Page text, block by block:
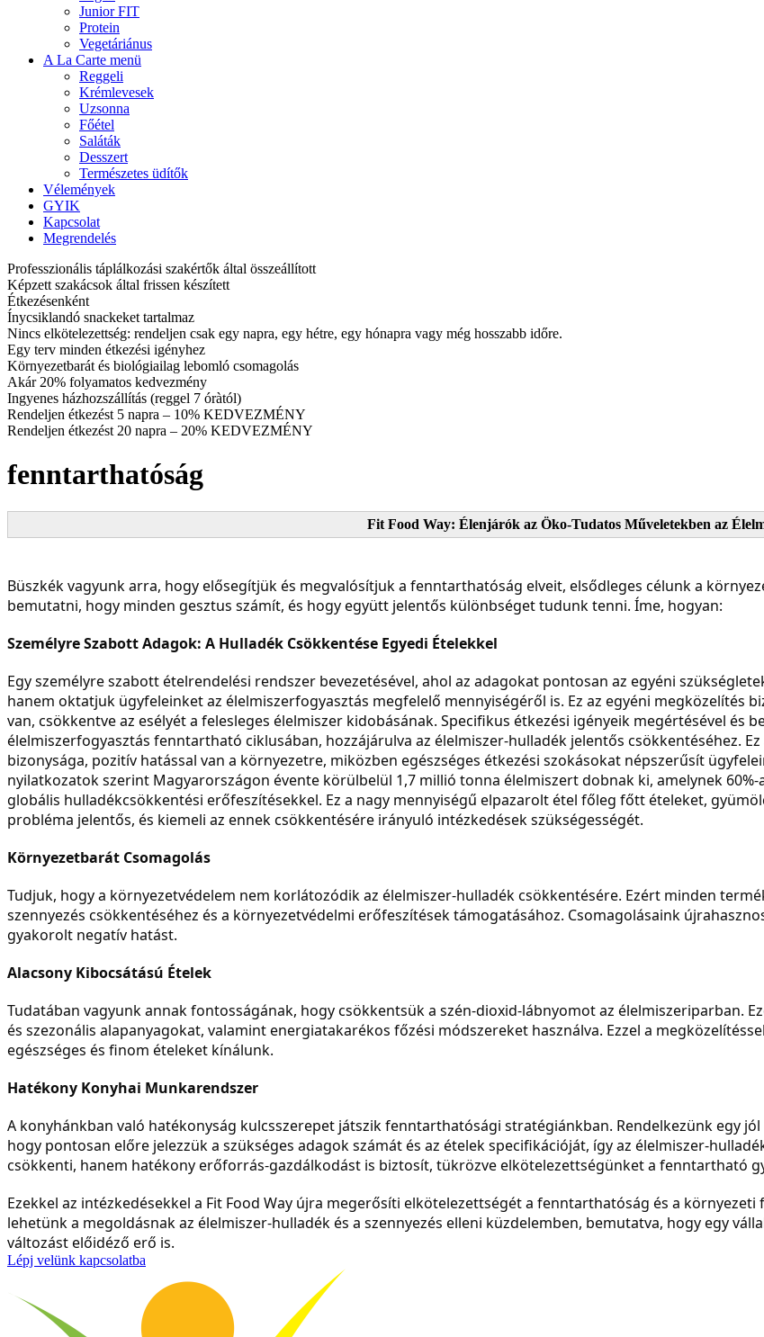
Junior FIT
Protein
Vegetáriánus
A La Carte menü
Reggeli
Krémlevesek
Uzsonna
Főétel
Saláták
Desszert
Természetes üdítők
Vélemények
GYIK
Kapcsolat
Megrendelés
Professzionális táplálkozási szakértők által összeállított
Képzett szakácsok által frissen készített
Étkezésenként
Ínycsiklandó snackeket tartalmaz
Nincs elkötelezettség: rendeljen csak egy napra, egy hétre, egy hónapra vagy még hosszabb időre.
Egy terv minden étkezési igényhez
Környezetbarát és biológiailag lebomló csomagolás
Akár 20% folyamatos kedvezmény
Ingyenes házhozszállítás (reggel 7 óràtól)
Rendeljen étkezést 5 napra – 10% KEDVEZMÉNY
Rendeljen étkezést 20 napra – 20% KEDVEZMÉNY
fenntarthatóság
Fit Food Way: Élenjárók az Öko-Tudatos Műveletekben az
Büszkék vagyunk arra, hogy elősegítjük és megvalósítjuk a fenntarthatóság elveit, elsődleges célunk a
bemutatni, hogy minden gesztus számít, és hogy együtt jelentős különbséget tudunk tenni. Íme, hogyan:
Személyre Szabott Adagok: A Hulladék Csökkentése Egyedi Ételekkel
Egy személyre szabott ételrendelési rendszer bevezetésével, ahol az adagokat pontosan az egyéni
hanem oktatjuk ügyfeleinket az élelmiszerfogyasztás megfelelő mennyiségéről is. Ez az egyéni megközelítés
van, csökkentve az esélyét a felesleges élelmiszer kidobásának. Specifikus étkezési igényeik megértésével és
élelmiszerfogyasztás fenntartható ciklusában, hozzájárulva az élelmiszer-hulladék jelentős csökkentéséhez.
bizonysága, pozitív hatással van a környezetre, miközben egészséges étkezési szokásokat népszerűsít
nyilatkozatok szerint Magyarországon évente körülbelül 1,7 millió tonna élelmiszert dobnak ki, amelynek
globális hulladékcsökkentési erőfeszítésekkel. Ez a nagy mennyiségű elpazarolt étel főleg főtt ételeket,
probléma jelentős, és kiemeli az ennek csökkentésére irányuló intézkedések szükségességét.
Környezetbarát Csomagolás
Tudjuk, hogy a környezetvédelem nem korlátozódik az élelmiszer-hulladék csökkentésére. Ezért minden
szennyezés csökkentéséhez és a környezetvédelmi erőfeszítések támogatásához. Csomagolásaink
gyakorolt negatív hatást.
Alacsony Kibocsátású Ételek
Tudatában vagyunk annak fontosságának, hogy csökkentsük a szén-dioxid-lábnyomot az élelmiszeriparban.
és szezonális alapanyagokat, valamint energiatakarékos főzési módszereket használva. Ezzel a
egészséges és finom ételeket kínálunk.
Hatékony Konyhai Munkarendszer
A konyhánkban való hatékonyság kulcsszerepet játszik fenntarthatósági stratégiánkban. Rendelkezünk egy
hogy pontosan előre jelezzük a szükséges adagok számát és az ételek specifikációját, így az élelmiszer-
csökkenti, hanem hatékony erőforrás-gazdálkodást is biztosít, tükrözve elkötelezettségünket a fenntartható
Ezekkel az intézkedésekkel a Fit Food Way újra megerősíti elkötelezettségét a fenntarthatóság és a
lehetünk a megoldásnak az élelmiszer-hulladék és a szennyezés elleni küzdelemben, bemutatva, hogy egy
változást előidéző erő is.
Lépj velünk kapcsolatba